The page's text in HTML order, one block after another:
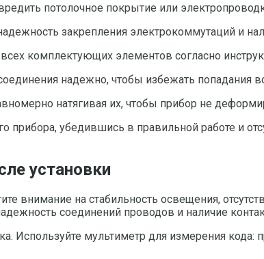
потолочное покрытие или
закрепления электрокоммутаций и
комплектующих элементов согласно
надежно, чтобы избежать попадания
натягивая их, чтобы прибор не
прибора, убедившись в правильной работе и
установки
внимание на стабильность освещения,
соединений проводов и наличие
Используйте мультиметр для измерения